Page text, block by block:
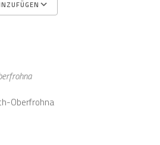
Oberfrohna